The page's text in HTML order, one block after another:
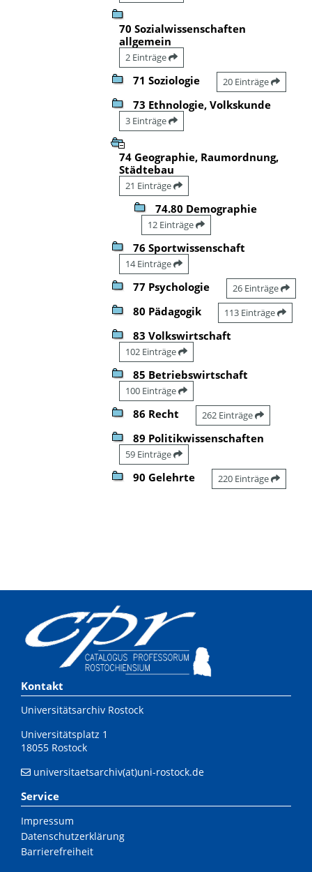
70 Sozialwissenschaften
allgemein
2 Einträge
71 Soziologie 20 Einträge
73 Ethnologie, Volkskunde
3 Einträge
74 Geographie, Raumordnung,
Städtebau
21 Einträge
74.80 Demographie
12 Einträge
76 Sportwissenschaft
14 Einträge
77 Psychologie 26 Einträge
80 Pädagogik 113 Einträge
83 Volkswirtschaft
102 Einträge
85 Betriebswirtschaft
100 Einträge
86 Recht 262 Einträge
89 Politikwissenschaften
59 Einträge
90 Gelehrte 220 Einträge
Kontakt
Universitätsarchiv Rostock
Universitätsplatz 1
18055 Rostock
universitaetsarchiv(at)uni-rostock.de
Service
Impressum
Datenschutzerklärung
Barrierefreiheit